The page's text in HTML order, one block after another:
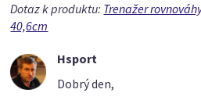
Dotaz k produktu: Trenažer rovnováhy
40,6cm
Hsport
Dobrý den,